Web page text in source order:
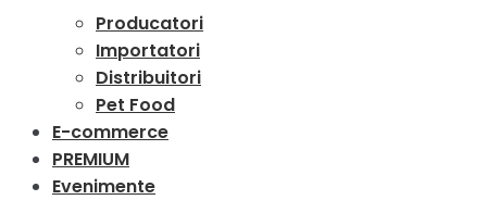
Producatori
Importatori
Distribuitori
Pet Food
E-commerce
PREMIUM
Evenimente